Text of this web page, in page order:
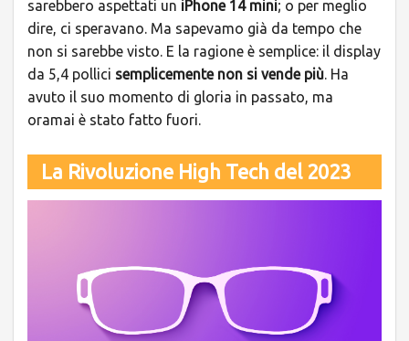
sarebbero aspettati un iPhone 14 mini; o per meglio
dire, ci speravano. Ma sapevamo già da tempo che
non si sarebbe visto. E la ragione è semplice: il display
da 5,4 pollici semplicemente non si vende più. Ha
avuto il suo momento di gloria in passato, ma
oramai è stato fatto fuori.
La Rivoluzione High Tech del 2023